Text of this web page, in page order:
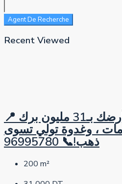
Agent De Recherche
Recent Viewed
📍 اشري وارتاح، أرضك بـ31 مليون برك
، وغدوة تولي تسوى
ذهب!📞 96995780
200 m²